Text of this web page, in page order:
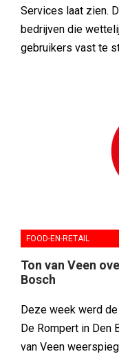
Services laat zien.
bedrijven die
gebruikers vast te
FOOD-EN-RETAIL
Ton van Veen
Bosch
Deze week werd
De Rompert in Den
van Veen